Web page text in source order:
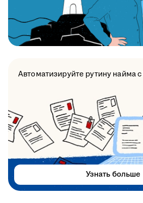
Автоматизируйте рутину
Узнать больше